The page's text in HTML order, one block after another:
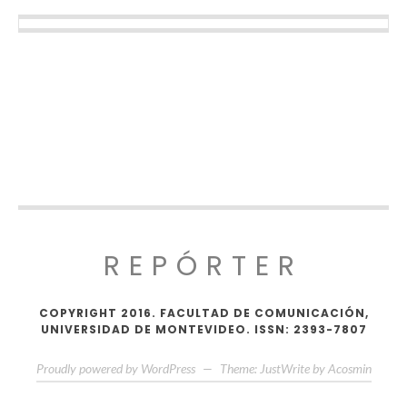
REPÓRTER
COPYRIGHT 2016. FACULTAD DE COMUNICACIÓN,
UNIVERSIDAD DE MONTEVIDEO. ISSN: 2393-7807
Proudly powered by WordPress — Theme: JustWrite by Acosmin